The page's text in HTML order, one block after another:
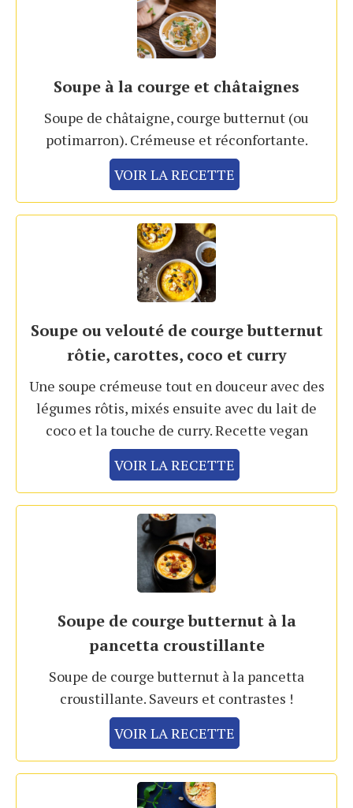
Soupe à la courge et châtaignes
Soupe de châtaigne, courge butternut (ou
potimarron). Crémeuse et réconfortante.
VOIR LA RECETTE
Soupe ou velouté de courge butternut
rôtie, carottes, coco et curry
Une soupe crémeuse tout en douceur avec des
légumes rôtis, mixés ensuite avec du lait de
coco et la touche de curry. Recette vegan
VOIR LA RECETTE
Soupe de courge butternut à la
pancetta croustillante
Soupe de courge butternut à la pancetta
croustillante. Saveurs et contrastes !
VOIR LA RECETTE